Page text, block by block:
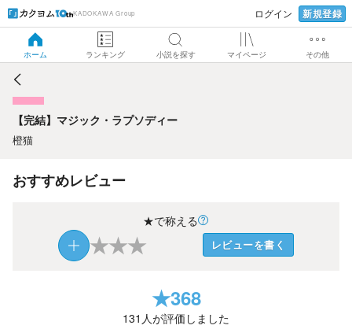
KADOKAWA Group ログイン 新規登録
ホーム ランキング 小説を探す マイページ その他
【完結】マジック・ラプソディー
【完結】マジック・ラプソディー
橙猫
おすすめレビュー
★で称える
★★★ レビューを書く
★368
131 人が評価しました